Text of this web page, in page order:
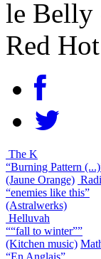
le Belly
Red
The K
“Burning Pattern
(Jaune Orange)
“enemies like this”
(Astralwerks)
Helluvah
““fall to winter””
(Kitchen music)
“En Anglais”